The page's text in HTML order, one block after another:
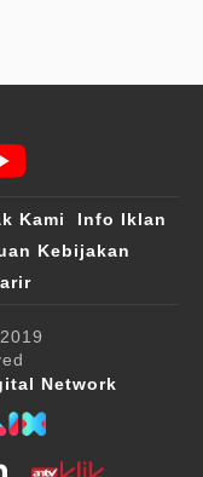
Kami
Info Iklan
Kebijakan
Network